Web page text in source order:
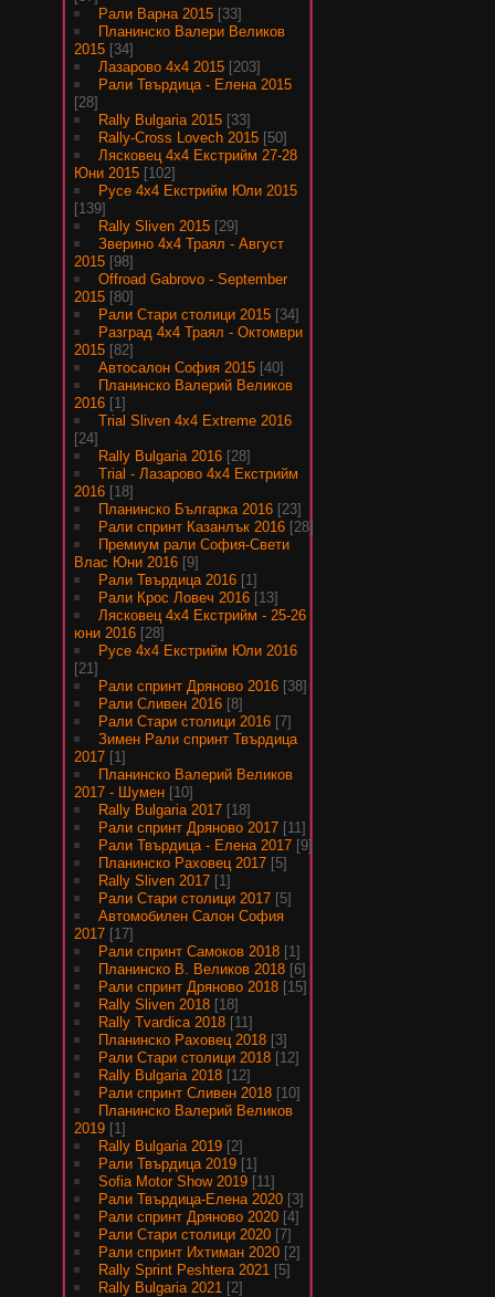
Рали Варна 2015 [33]
Планинско Валери Великов
2015 [34]
Лазарово 4х4 2015 [203]
Рали Твърдица - Елена 2015
[28]
Rally Bulgaria 2015 [33]
Rally-Cross Lovech 2015 [50]
Лясковец 4х4 Екстрийм 27-28
Юни 2015 [102]
Русе 4х4 Екстрийм Юли 2015
[139]
Rally Sliven 2015 [29]
Зверино 4х4 Траял - Август
2015 [98]
Offroad Gabrovo - September
2015 [80]
Рали Стари столици 2015 [34]
Разград 4х4 Траял - Октомври
2015 [82]
Автосалон София 2015 [40]
Планинско Валерий Великов
2016 [1]
Trial Sliven 4x4 Extreme 2016
[24]
Rally Bulgaria 2016 [28]
Trial - Лазарово 4х4 Екстрийм
2016 [18]
Планинско Българка 2016 [23]
Рали спринт Казанлък 2016 [28]
Премиум рали София-Свети
Влас Юни 2016 [9]
Рали Твърдица 2016 [1]
Рали Крос Ловеч 2016 [13]
Лясковец 4х4 Екстрийм - 25-26
юни 2016 [28]
Русе 4х4 Екстрийм Юли 2016
[21]
Рали спринт Дряново 2016 [38]
Рали Сливен 2016 [8]
Рали Стари столици 2016 [7]
Зимен Рали спринт Твърдица
2017 [1]
Планинско Валерий Великов
2017 - Шумен [10]
Rally Bulgaria 2017 [18]
Рали спринт Дряново 2017 [11]
Рали Твърдица - Елена 2017 [9]
Планинско Раховец 2017 [5]
Rally Sliven 2017 [1]
Рали Стари столици 2017 [5]
Автомобилен Салон София
2017 [17]
Рали спринт Самоков 2018 [1]
Планинско В. Великов 2018 [6]
Рали спринт Дряново 2018 [15]
Rally Sliven 2018 [18]
Rally Tvardica 2018 [11]
Планинско Раховец 2018 [3]
Рали Стари столици 2018 [12]
Rally Bulgaria 2018 [12]
Рали спринт Сливен 2018 [10]
Планинско Валерий Великов
2019 [1]
Rally Bulgaria 2019 [2]
Рали Твърдица 2019 [1]
Sofia Motor Show 2019 [11]
Рали Твърдица-Елена 2020 [3]
Рали спринт Дряново 2020 [4]
Рали Стари столици 2020 [7]
Рали спринт Ихтиман 2020 [2]
Rally Sprint Peshtera 2021 [5]
Rally Bulgaria 2021 [2]